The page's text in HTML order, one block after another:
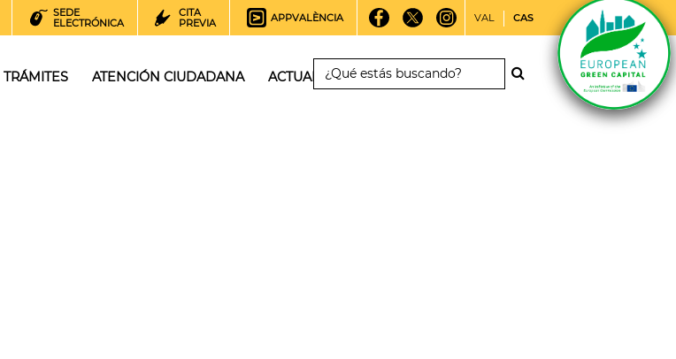
SEDE
ELECTRÓNICA
CITA
PREVIA
APPVALÈNCIA VAL CAS
TRÁMITES ATENCIÓN CIUDADANA ACTUALIDAD